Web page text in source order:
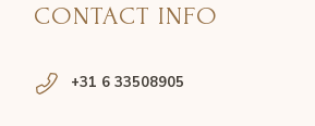
CONTACT INFO
+31 6 33508905